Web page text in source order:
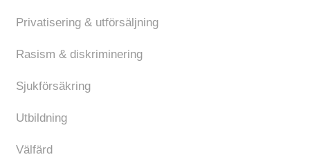
Privatisering & utförsäljning
Rasism & diskriminering
Sjukförsäkring
Utbildning
Välfärd